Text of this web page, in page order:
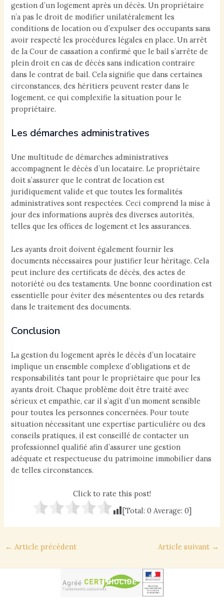
gestion d’un logement après un décès. Un propriétaire
n’a pas le droit de modifier unilatéralement les
conditions de location ou d’expulser des occupants sans
avoir respecté les procédures légales en place. Un arrêt
de la Cour de cassation a confirmé que le bail s’arrête de
plein droit en cas de décès sans indication contraire
dans le contrat de bail. Cela signifie que dans certaines
circonstances, des héritiers peuvent rester dans le
logement, ce qui complexifie la situation pour le
propriétaire.
Les démarches administratives
Une multitude de démarches administratives
accompagnent le décès d’un locataire. Le propriétaire
doit s’assurer que le contrat de location est
juridiquement valide et que toutes les formalités
administratives sont respectées. Ceci comprend la mise à
jour des informations auprès des diverses autorités,
telles que les offices de logement et les assurances.
Les ayants droit doivent également fournir les
documents nécessaires pour justifier leur héritage. Cela
peut inclure des certificats de décès, des actes de
notoriété ou des testaments. Une bonne coordination est
essentielle pour éviter des mésententes ou des retards
dans le traitement des documents.
Conclusion
La gestion du logement après le décès d’un locataire
implique un ensemble complexe d’obligations et de
responsabilités tant pour le propriétaire que pour les
ayants droit. Chaque problème doit être traité avec
sérieux et empathie, car il s’agit d’un moment sensible
pour toutes les personnes concernées. Pour toute
situation nécessitant une expertise particulière ou des
conseils pratiques, il est conseillé de contacter un
professionnel qualifié afin d’assurer une gestion
adéquate et respectueuse du patrimoine immobilier dans
de telles circonstances.
Click to rate this post!
[Total: 0 Average: 0]
Navigation
articles
← Article précédent Article suivant →